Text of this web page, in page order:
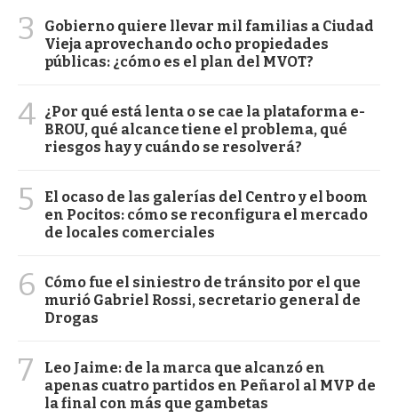
3
Gobierno quiere llevar mil familias a Ciudad
Vieja aprovechando ocho propiedades
públicas: ¿cómo es el plan del MVOT?
4 ¿Por qué está lenta o se cae la plataforma e-
BROU, qué alcance tiene el problema, qué
riesgos hay y cuándo se resolverá?
5
El ocaso de las galerías del Centro y el boom
en Pocitos: cómo se reconfigura el mercado
de locales comerciales
6
Cómo fue el siniestro de tránsito por el que
murió Gabriel Rossi, secretario general de
Drogas
7
Leo Jaime: de la marca que alcanzó en
apenas cuatro partidos en Peñarol al MVP de
la final con más que gambetas